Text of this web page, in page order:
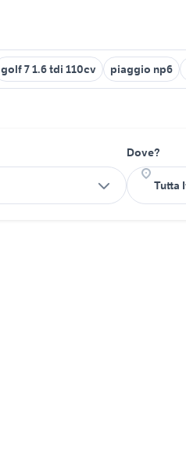
golf 7 1.6 tdi 110cv piaggio np6
Dove?